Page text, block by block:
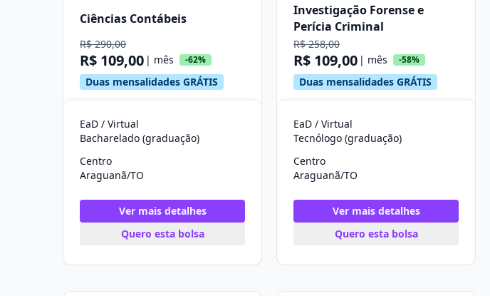
Ciências Contábeis
R$ 290,00
R$ 109,00 | mês -62%
Duas mensalidades GRÁTIS
EaD / Virtual
Bacharelado (graduação)
Centro
Araguanã/TO
Ver mais detalhes
Quero esta bolsa
Investigação Forense e
Perícia Criminal
R$ 258,00
R$ 109,00 | mês -58%
Duas mensalidades GRÁTIS
EaD / Virtual
Tecnólogo (graduação)
Centro
Araguanã/TO
Ver mais detalhes
Quero esta bolsa